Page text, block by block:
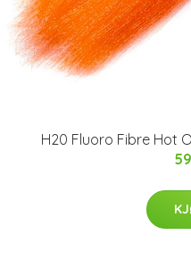
H20 Fluoro Fibre Hot